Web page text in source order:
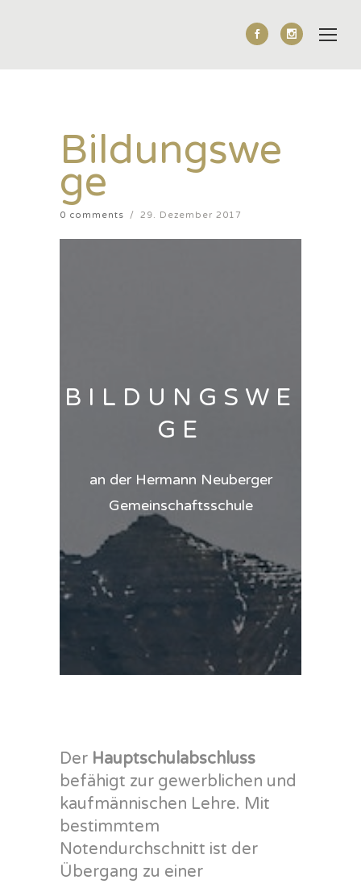
Bildungswe
ge
0 comments / 29. Dezember 2017
BILDUNGSWE
GE
an der Hermann Neuberger
Gemeinschaftsschule
Der Hauptschulabschluss
befähigt zur gewerblichen und
kaufmännischen Lehre. Mit
bestimmtem
Notendurchschnitt ist der
Übergang zu einer